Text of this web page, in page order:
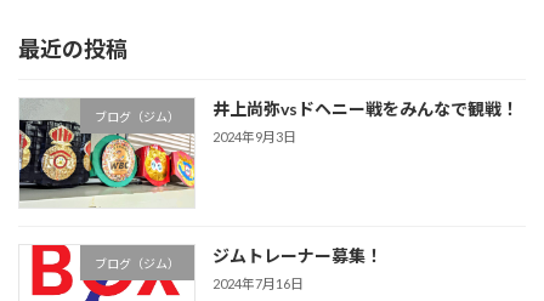
最近の投稿
ブログ（ジム） 井上尚弥vsドヘニー戦をみんなで観戦！
2024年9月3日
ブログ（ジム） ジムトレーナー募集！
2024年7月16日